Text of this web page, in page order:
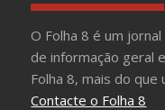
O Folha 8 é um
de informação geral
Folha 8, mais do que
Contacte o Folha 8